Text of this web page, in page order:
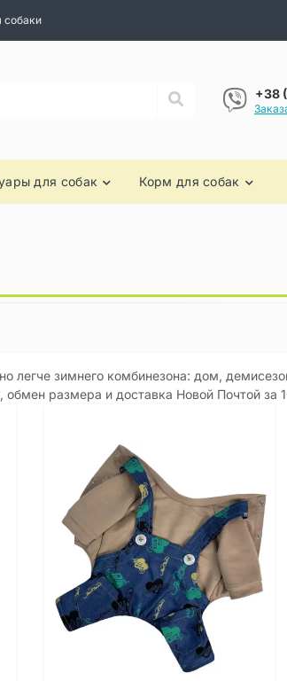
собаки
+38
для собак Корм для собак
легче зимнего комбинезона: дом,
размера и доставка Новой Почтой за